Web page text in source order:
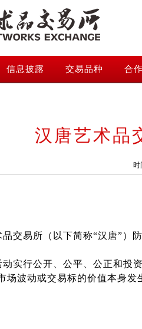
信息披露 交易品种 合
汉唐艺术品
时
交易所（以下简称“汉唐”）
实行公开、公平、公正和投
场波动或交易标的价值本身